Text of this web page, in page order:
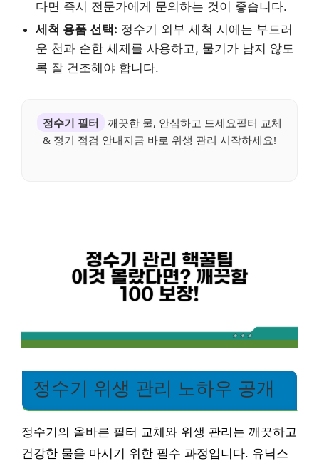
다면 즉시 전문가에게 문의하는 것이 좋습니다.
세척 용품 선택: 정수기 외부 세척 시에는 부드러
운 천과 순한 세제를 사용하고, 물기가 남지 않도
록 잘 건조해야 합니다.
정수기 필터
깨끗한 물, 안심하고 드세요필터 교체
& 정기 점검 안내지금 바로 위생 관리 시작하세요!
정수기 위생 관리 노하우 공개
정수기의 올바른 필터 교체와 위생 관리는 깨끗하고
건강한 물을 마시기 위한 필수 과정입니다. 유닉스